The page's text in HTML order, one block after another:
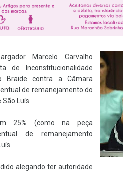
Marcelo Carvalho
de Inconstitucionalidade
Braide contra a Câmara
de remanejamento do
Luís.
25% (como na peça
de remanejamento
alegando ter autoridade